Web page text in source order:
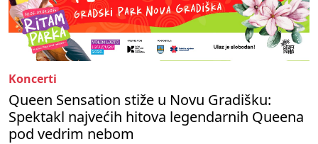
Koncerti
Queen Sensation stiže u Novu Gradišku:
Spektakl najvećih hitova legendarnih Queena
pod vedrim nebom